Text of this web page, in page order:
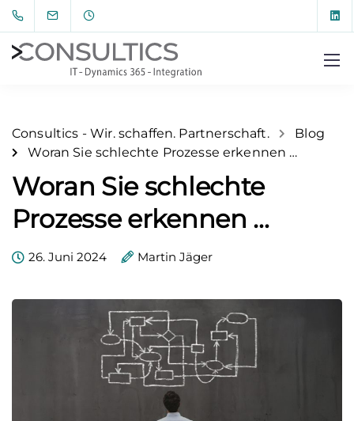
Consultics - Wir. schaffen. Partnerschaft.
Blog
Woran Sie schlechte Prozesse erkennen …
Woran Sie schlechte
Prozesse erkennen …
26. Juni 2024 Martin Jäger